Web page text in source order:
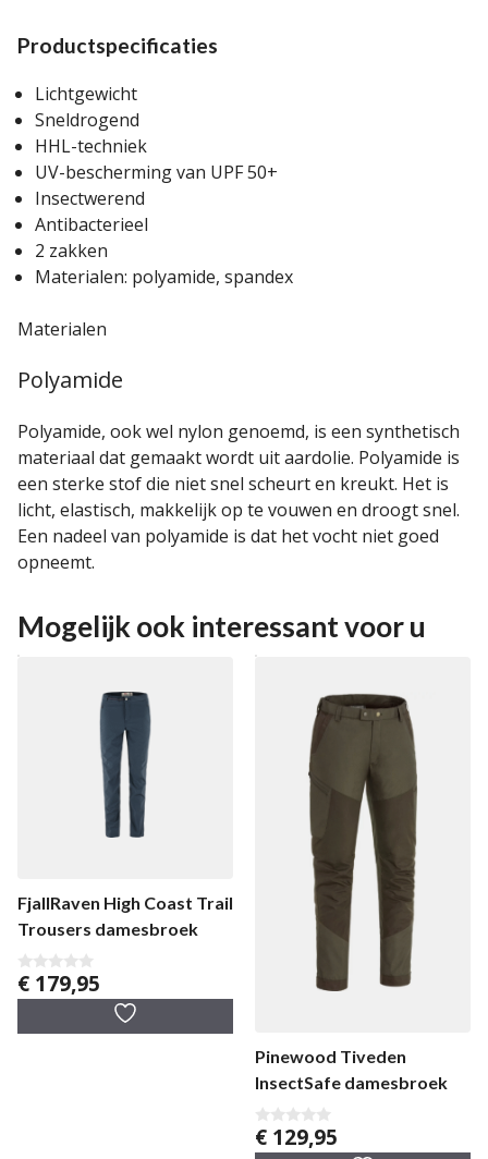
Productspecificaties
Lichtgewicht
Sneldrogend
HHL-techniek
UV-bescherming van UPF 50+
Insectwerend
Antibacterieel
2 zakken
Materialen: polyamide, spandex
Materialen
Polyamide
Polyamide, ook wel nylon genoemd, is een synthetisch
materiaal dat gemaakt wordt uit aardolie. Polyamide is
een sterke stof die niet snel scheurt en kreukt. Het is
licht, elastisch, makkelijk op te vouwen en droogt snel.
Een nadeel van polyamide is dat het vocht niet goed
opneemt.
Mogelijk ook interessant voor u
FjallRaven High Coast Trail
Trousers damesbroek
0
v
5
€ 179,95
Pinewood Tiveden
InsectSafe damesbroek
0
v
€ 129,95